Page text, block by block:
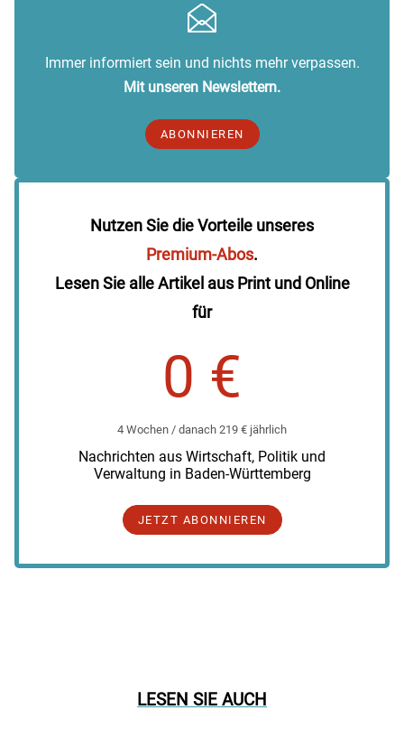
Immer informiert sein und nichts mehr verpassen.
Mit unseren Newslettern.
ABONNIEREN
Nutzen Sie die Vorteile unseres
Premium-Abos.
Lesen Sie alle Artikel aus Print und Online
für
0 €
4 Wochen / danach 219 € jährlich
Nachrichten aus Wirtschaft, Politik und
Verwaltung in Baden-Württemberg
JETZT ABONNIEREN
LESEN SIE AUCH